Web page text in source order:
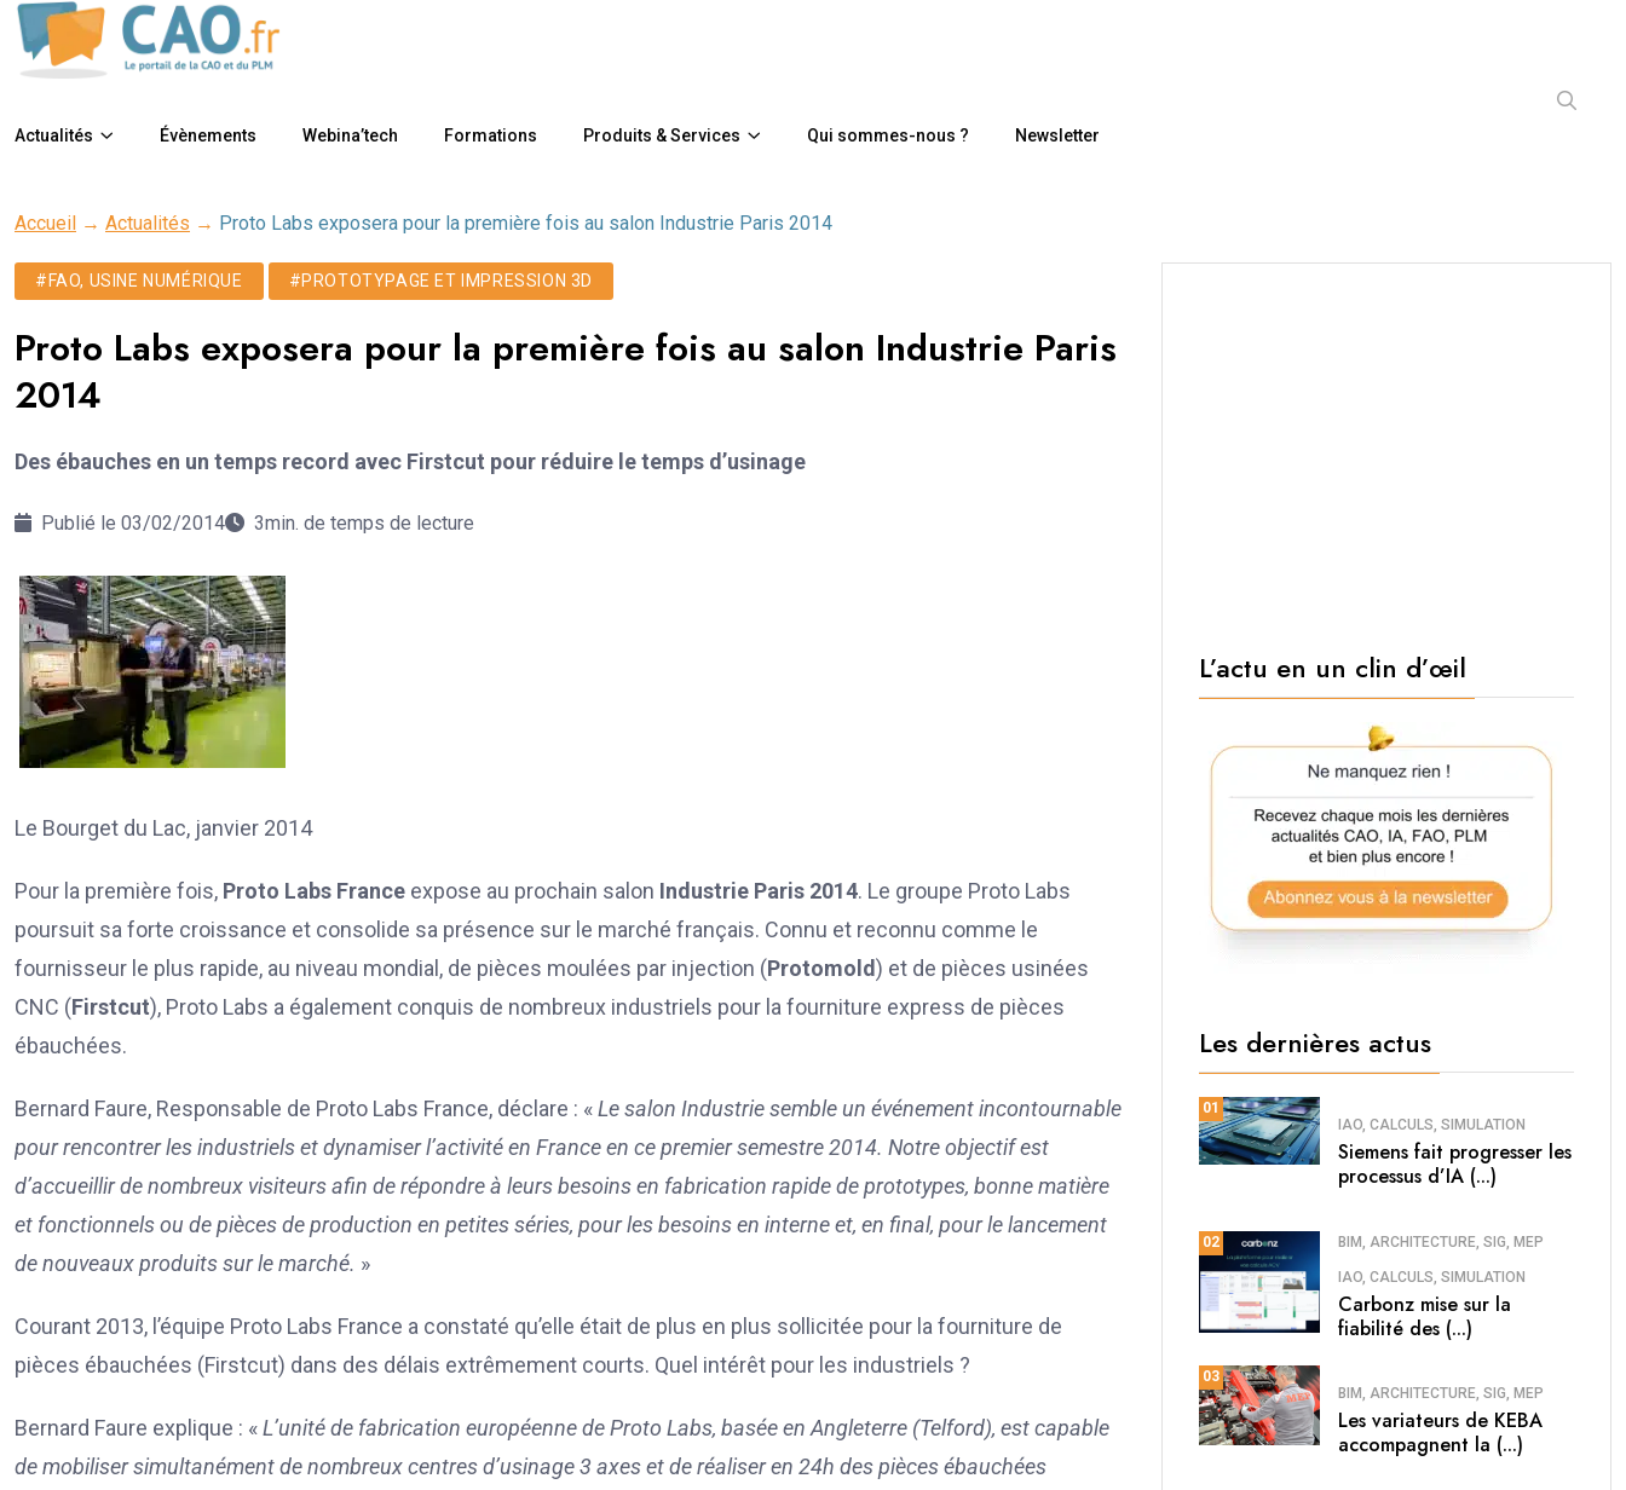
Actualités Évènements Webina’tech Formations Produits & Services Qui sommes-nous ? Newsletter
Accueil → Actualités → Proto Labs exposera pour la première fois au salon Industrie Paris 2014
#FAO, USINE NUMÉRIQUE #PROTOTYPAGE ET IMPRESSION 3D
Proto Labs exposera pour la première fois au salon Industrie Paris
2014
Des ébauches en un temps record avec Firstcut pour réduire le temps d’usinage
Publié le 03/02/2014 3min. de temps de lecture
Le Bourget du Lac, janvier 2014
Pour la première fois, Proto Labs France expose au prochain salon Industrie Paris 2014. Le groupe Proto Labs
poursuit sa forte croissance et consolide sa présence sur le marché français. Connu et reconnu comme le
fournisseur le plus rapide, au niveau mondial, de pièces moulées par injection (Protomold) et de pièces usinées
CNC (Firstcut), Proto Labs a également conquis de nombreux industriels pour la fourniture express de pièces
ébauchées.
Bernard Faure, Responsable de Proto Labs France, déclare : «Le salon Industrie semble un événement incontournable
pour rencontrer les industriels et dynamiser l’activité en France en ce premier semestre 2014. Notre objectif est
d’accueillir de nombreux visiteurs afin de répondre à leurs besoins en fabrication rapide de prototypes, bonne matière
et fonctionnels ou de pièces de production en petites séries, pour les besoins en interne et, en final, pour le lancement
de nouveaux produits sur le marché. »
Courant 2013, l’équipe Proto Labs France a constaté qu’elle était de plus en plus sollicitée pour la fourniture de
pièces ébauchées (Firstcut) dans des délais extrêmement courts. Quel intérêt pour les industriels ?
Bernard Faure explique : «L’unité de fabrication européenne de Proto Labs, basée en Angleterre (Telford), est capable
de mobiliser simultanément de nombreux centres d’usinage 3 axes et de réaliser en 24h des pièces ébauchées
L’actu en un clin d’œil
Les dernières actus
01
IAO, CALCULS, SIMULATION
Siemens fait progresser les
processus d’IA (...)
02 BIM, ARCHITECTURE, SIG, MEP
IAO, CALCULS, SIMULATION
Carbonz mise sur la
fiabilité des (...)
03
BIM, ARCHITECTURE, SIG, MEP
Les variateurs de KEBA
accompagnent la (...)